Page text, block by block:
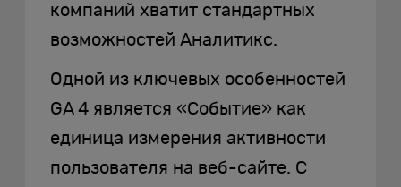
компаний хватит стандартных
возможностей Аналитикс.
Одной из ключевых особенностей
GA 4 является «Событие» как
единица измерения активности
пользователя на веб-сайте. С